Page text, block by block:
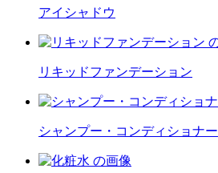
アイシャドウ
リキッドファンデーション
シャンプー・コンディショナー